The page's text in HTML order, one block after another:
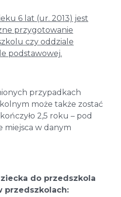
6 lat (ur. 2013) jest
przygotowanie
czy oddziale
podstawowej.
przypadkach
może także zostać
2,5 roku – pod
miejsca w danym
do przedszkola
przedszkolach: